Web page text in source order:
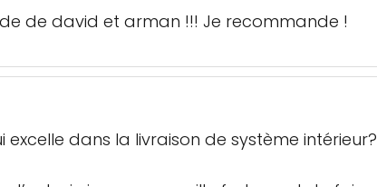
de david et arman !!! Je recommande !
dans la livraison de système